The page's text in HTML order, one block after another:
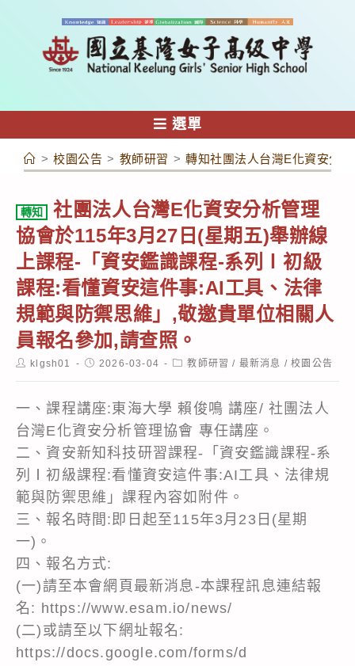
容
選單
> 校園公告 > 教師研習 > 轉知社團法人台灣E化資安分
轉知
社團法人台灣E化資安分析管理
協會於115年3月27日(星期五)舉辦線
上課程-「資安鑑識課程-系列Ⅰ初級
課程:看懂資安這件事:AI工具、法律
規範與防禦思維」,敬邀貴單位相關人
員報名參加,請查照。
Postklgsh01
Post2026-03-04
Post教師研習 / 最新消息 / 校園公告
一、課程講座:東海大學 賴俊鳴 講座/ 社團法人
台灣E化資安分析管理協會 專任講座。
二、資安新知科技研習課程-「資安鑑識課程-系
列Ⅰ初級課程:看懂資安這件事:AI工具、法律規
範與防禦思維」課程內容如附件。
三、報名時間:即日起至115年3月23日(星期
一)。
四、報名方式:
(一)請至本會網頁最新消息-本課程訊息連結報
名: https://www.esam.io/news/
(二)或請至以下網址報名:
https://docs.google.com/forms/d